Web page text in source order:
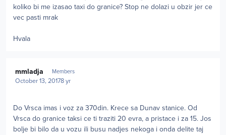
koliko bi me izasao taxi do granice? Stop ne dolazi u obzir jer ce
vec pasti mrak
Hvala
mmladja Members
October 13, 20178 yr
Do Vrsca imas i voz za 370din. Krece sa Dunav stanice. Od
Vrsca do granice taksi ce ti traziti 20 evra, a pristace i za 15. Jos
bolje bi bilo da u vozu ili busu nadjes nekoga i onda delite taj